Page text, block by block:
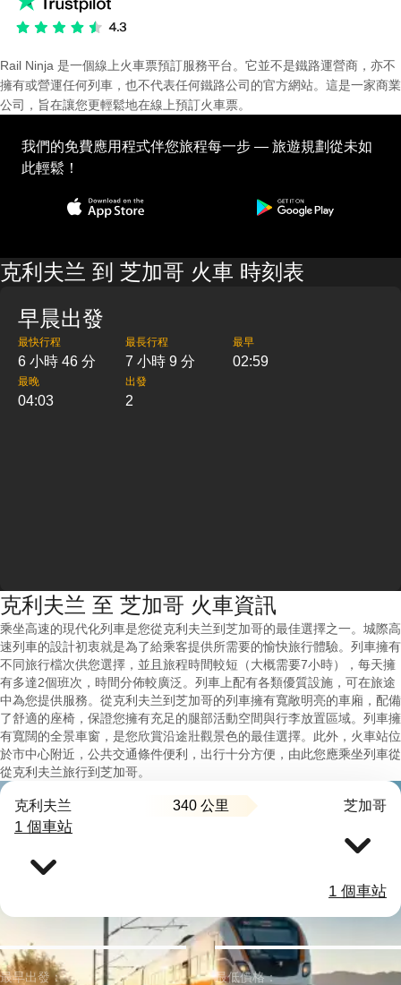
Rail Ninja 是一個線上火車票預訂服務平台。它並不是鐵路運營商，亦不
擁有或營運任何列車，也不代表任何鐵路公司的官方網站。這是一家商業
公司，旨在讓您更輕鬆地在線上預訂火車票。
我們的免費應用程式伴您旅程每一步 — 旅遊規劃從未如
此輕鬆！
克利夫兰 到 芝加哥 火車 時刻表
早晨出發
最快行程
6 小時 46 分
最長行程
7 小時 9 分
最早
02:59
最晚
04:03
出發
2
克利夫兰 至 芝加哥 火車資訊
乘坐高速的現代化列車是您從克利夫兰到芝加哥的最佳選擇之一。城際高
速列車的設計初衷就是為了給乘客提供所需要的愉快旅行體驗。列車擁有
不同旅行檔次供您選擇，並且旅程時間較短（大概需要7小時），每天擁
有多達2個班次，時間分佈較廣泛。列車上配有各類優質設施，可在旅途
中為您提供服務。從克利夫兰到芝加哥的列車擁有寬敞明亮的車廂，配備
了舒適的座椅，保證您擁有充足的腿部活動空間與行李放置區域。列車擁
有寬闊的全景車窗，是您欣賞沿途壯觀景色的最佳選擇。此外，火車站位
於市中心附近，公共交通條件便利，出行十分方便，由此您應乘坐列車從
從克利夫兰旅行到芝加哥。
克利夫兰 340 公里 芝加哥
1 個車站
1 個車站
最早出發： 最低價格：